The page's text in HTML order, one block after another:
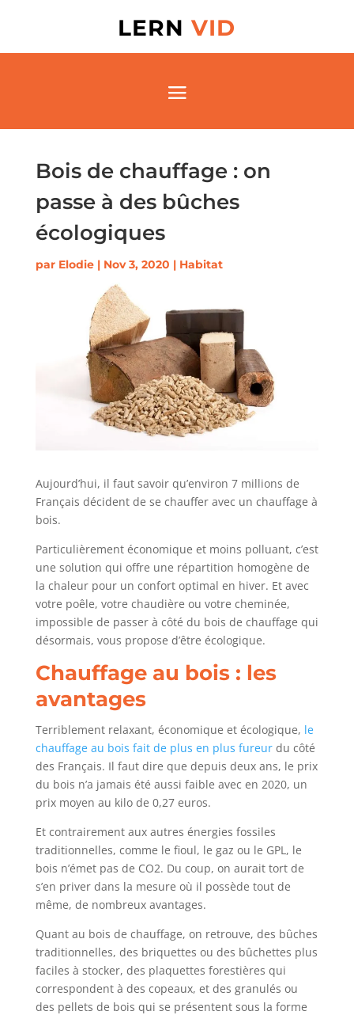
LERNVID
Bois de chauffage : on
passe à des bûches
écologiques
par Elodie| Nov 3, 2020 | Habitat
Aujourd’hui, il faut savoir qu’environ 7 millions de
Français décident de se chauffer avec un chauffage à
bois.
Particulièrement économique et moins polluant, c’est
une solution qui offre une répartition homogène de
la chaleur pour un confort optimal en hiver. Et avec
votre poêle, votre chaudière ou votre cheminée,
impossible de passer à côté du bois de chauffage qui
désormais, vous propose d’être écologique.
Chauffage au bois : les
avantages
Terriblement relaxant, économique et écologique, le
chauffage au bois fait de plus en plus fureurdu côté
des Français. Il faut dire que depuis deux ans, le prix
du bois n’a jamais été aussi faible avec en 2020, un
prix moyen au kilo de 0,27 euros.
Et contrairement aux autres énergies fossiles
traditionnelles, comme le fioul, le gaz ou le GPL, le
bois n’émet pas de CO2. Du coup, on aurait tort de
s’en priver dans la mesure où il possède tout de
même, de nombreux avantages.
Quant au bois de chauffage, on retrouve, des bûches
traditionnelles, des briquettes ou des bûchettes plus
faciles à stocker, des plaquettes forestières qui
correspondent à des copeaux, et des granulés ou
des pellets de bois qui se présentent sous la forme